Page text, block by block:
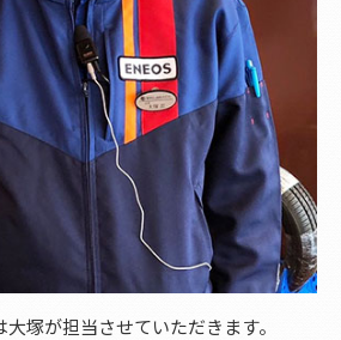
塚が担当させていただきます。